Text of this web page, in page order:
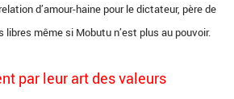
d’amour-haine pour le dictateur, père de
même si Mobutu n’est plus au pouvoir.
par leur art des valeurs